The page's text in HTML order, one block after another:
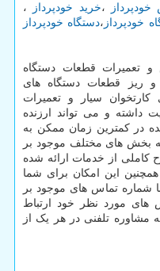
،خرید خودپرداز
،
خودپرداز ،دستگاه خودپرداز
تعمیرات قطعات دستگاه
ریز قطعات دستگاه های
سیار و تعمیرات
داشته و می تواند ارزنده
در کمترین زمان ممکن به
به بخش های مختلف موجود بر
از خدمات ارائه شده
این امکان برای شما
شماره تماس های موجود بر
مورد نظر خود ارتباط
مشاوره تلفنی در هر یک از